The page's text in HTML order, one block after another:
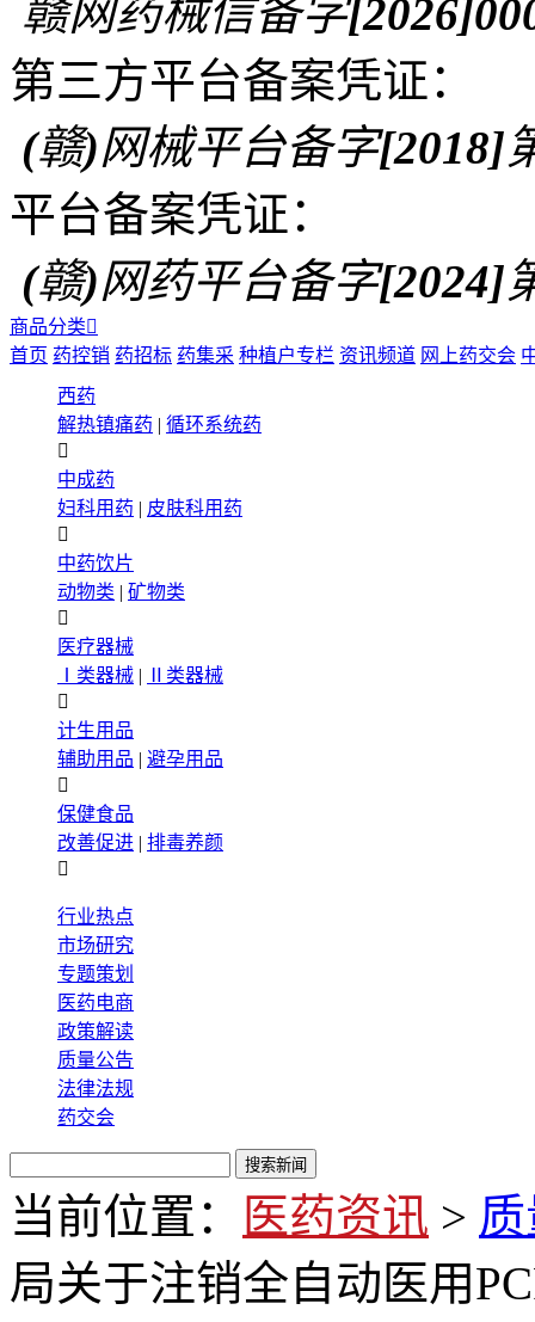
赣网药械信备字
第三方平台备案凭证：
(赣)网械平台备字[2018]
平台备案凭证：
(赣)网药平台备字[2024]
商品分类
首页 药控销 药招标 药集采 种植户专栏 资讯频道 网上药交会
西药
解热镇痛药 | 循环系统药

中成药
妇科用药 | 皮肤科用药

中药饮片
动物类 | 矿物类

医疗器械
Ⅰ类器械 |
Ⅱ类器械

计生用品
辅助用品 | 避孕用品

保健食品
改善促进 | 排毒养颜

行业热点
市场研究
专题策划
医药电商
政策解读
质量公告
法律法规
药交会
当前位置： 医药资讯 >
局关于注销全自动医用